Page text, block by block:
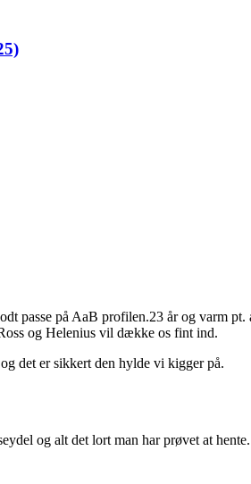
passe på AaB profilen.23 år og varm
og Helenius vil dække os fint ind.
det er sikkert den hylde vi kigger på.
og alt det lort man har prøvet at hente.